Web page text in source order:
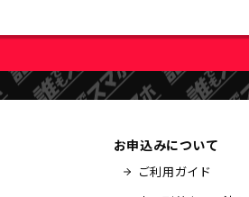
お申込みについて
ご利用ガイド